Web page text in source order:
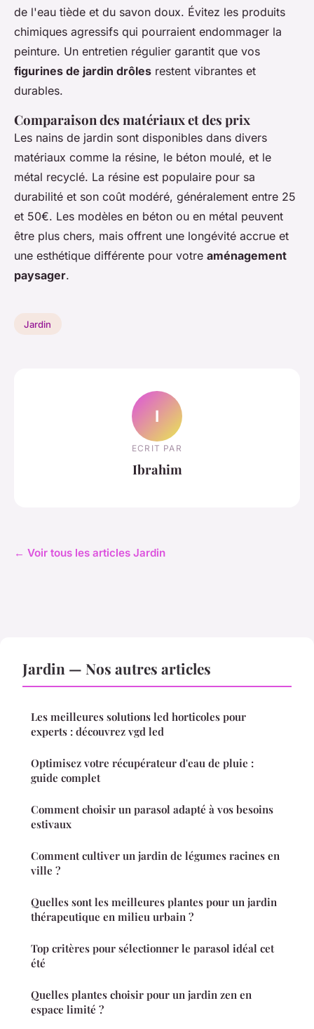
de l'eau tiède et du savon doux. Évitez les produits
chimiques agressifs qui pourraient endommager la
peinture. Un entretien régulier garantit que vos
figurines de jardin drôles restent vibrantes et
durables.
Comparaison des matériaux et des prix
Les nains de jardin sont disponibles dans divers
matériaux comme la résine, le béton moulé, et le
métal recyclé. La résine est populaire pour sa
durabilité et son coût modéré, généralement entre 25
et 50€. Les modèles en béton ou en métal peuvent
être plus chers, mais offrent une longévité accrue et
une esthétique différente pour votre aménagement
paysager.
Jardin
I
ECRIT PAR
Ibrahim
← Voir tous les articles Jardin
Jardin — Nos autres articles
Les meilleures solutions led horticoles pour
experts : découvrez vgd led
Optimisez votre récupérateur d'eau de pluie :
guide complet
Comment choisir un parasol adapté à vos besoins
estivaux
Comment cultiver un jardin de légumes racines en
ville ?
Quelles sont les meilleures plantes pour un jardin
thérapeutique en milieu urbain ?
Top critères pour sélectionner le parasol idéal cet
été
Quelles plantes choisir pour un jardin zen en
espace limité ?